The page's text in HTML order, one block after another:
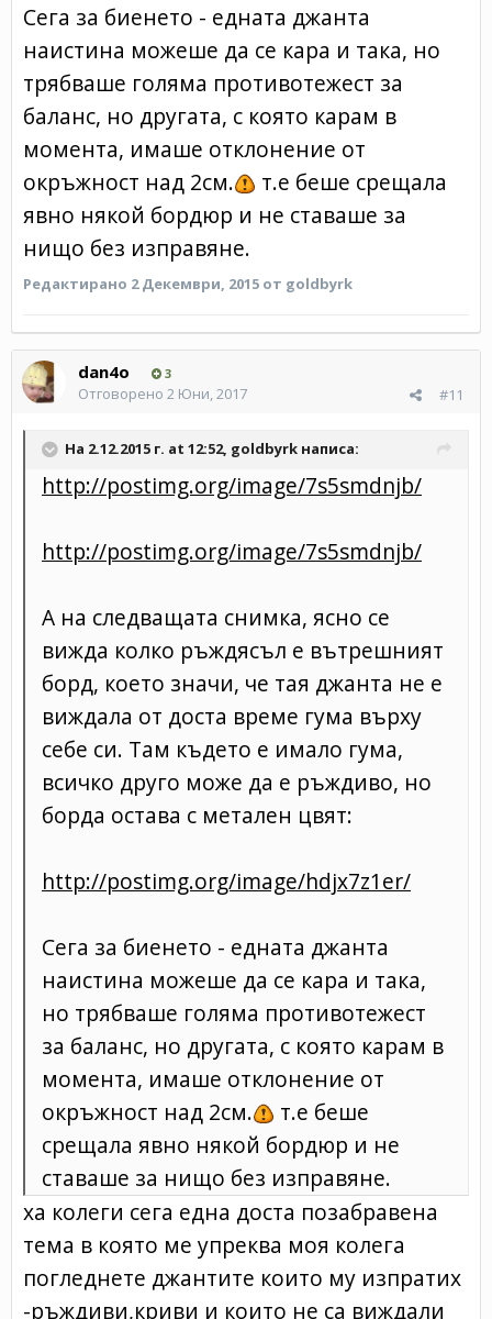
Сега за биенето - едната джанта
наистина можеше да се кара и така, но
трябваше голяма противотежест за
баланс, но другата, с която карам в
момента, имаше отклонение от
окръжност над 2см.
т.е беше срещала
явно някой бордюр и не ставаше за
нищо без изправяне.
Редактирано 2 Декември, 2015 от goldbyrk
dan4o 3
#11
Отговорено 2 Юни, 2017
На 2.12.2015 г. at 12:52, goldbyrk написа:
http://postimg.org/image/7s5smdnjb/
http://postimg.org/image/7s5smdnjb/
А на следващата снимка, ясно се
вижда колко ръждясъл е вътрешният
борд, което значи, че тая джанта не е
виждала от доста време гума върху
себе си. Там където е имало гума,
всичко друго може да е ръждиво, но
борда остава с метален цвят:
http://postimg.org/image/hdjx7z1er/
Сега за биенето - едната джанта
наистина можеше да се кара и така,
но трябваше голяма противотежест
за баланс, но другата, с която карам в
момента, имаше отклонение от
окръжност над 2см.
т.е беше
срещала явно някой бордюр и не
ставаше за нищо без изправяне.
ха колеги сега една доста позабравена
тема в която ме упреква моя колега
погледнете джантите които му изпратих
-ръждиви,криви и които не са виждали